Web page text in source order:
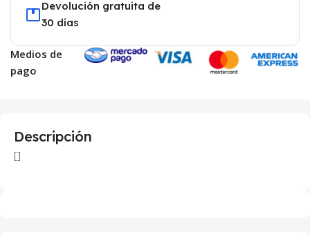
Devolución gratuita de
30 días
Medios de
pago
Descripción
[]